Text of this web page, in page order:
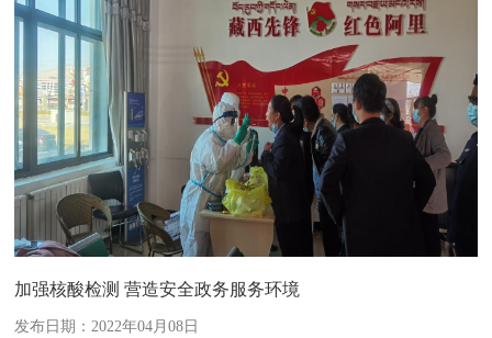
加强核酸检测 营造安全政务服务环境
发布日期：2022年04月08日